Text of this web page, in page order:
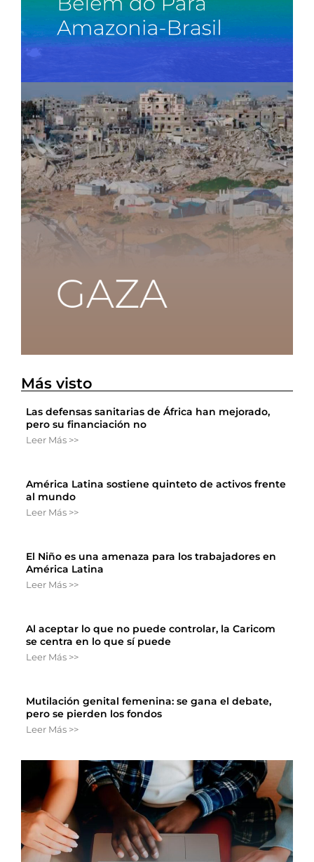
Más visto
Las defensas sanitarias de África han mejorado,
pero su financiación no
Leer Más >>
América Latina sostiene quinteto de activos frente
al mundo
Leer Más >>
El Niño es una amenaza para los trabajadores en
América Latina
Leer Más >>
Al aceptar lo que no puede controlar, la Caricom
se centra en lo que sí puede
Leer Más >>
Mutilación genital femenina: se gana el debate,
pero se pierden los fondos
Leer Más >>